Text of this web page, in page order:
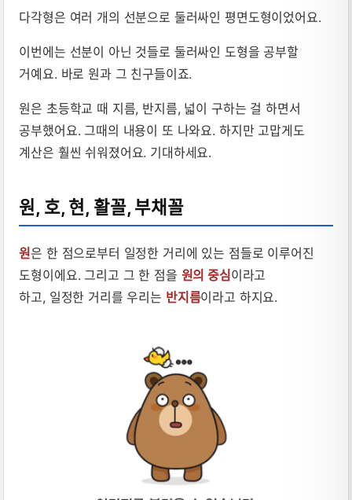
다각형은 여러 개의 선분으로 둘러싸인 평면도형이었어요.
이번에는 선분이 아닌 것들로 둘러싸인 도형을 공부할
거예요. 바로 원과 그 친구들이죠.
원은 초등학교 때 지름, 반지름, 넓이 구하는 걸 하면서
공부했어요. 그때의 내용이 또 나와요. 하지만 고맙게도
계산은 훨씬 쉬워졌어요. 기대하세요.
원, 호, 현, 활꼴, 부채꼴
원은 한 점으로부터 일정한 거리에 있는 점들로 이루어진
도형이에요. 그리고 그 한 점을 원의 중심이라고
하고, 일정한 거리를 우리는 반지름이라고 하지요.